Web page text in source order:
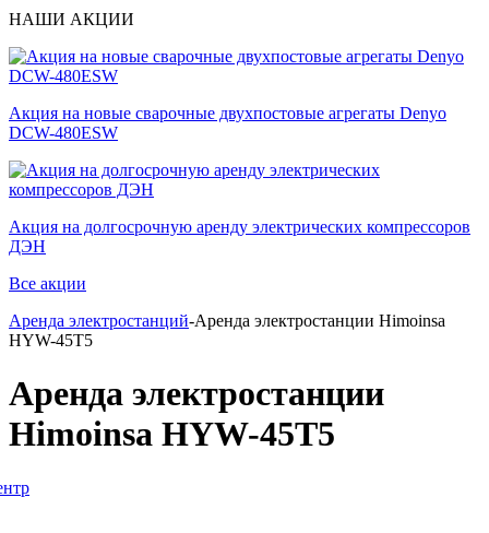
НАШИ АКЦИИ
Акция на новые сварочные двухпостовые агрегаты Denyo
DCW-480ESW
Акция на долгосрочную аренду электрических компрессоров
ДЭН
Все акции
Аренда электростанций-Аренда электростанции Himoinsa
HYW-45T5
Аренда электростанции
Himoinsa HYW-45T5